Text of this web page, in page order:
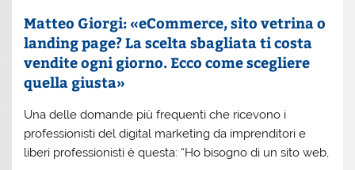
Matteo Giorgi: «eCommerce, sito vetrina o
landing page? La scelta sbagliata ti costa
vendite ogni giorno. Ecco come scegliere
quella giusta»
Una delle domande più frequenti che ricevono i
professionisti del digital marketing da imprenditori e
liberi professionisti è questa: “Ho bisogno di un sito web,